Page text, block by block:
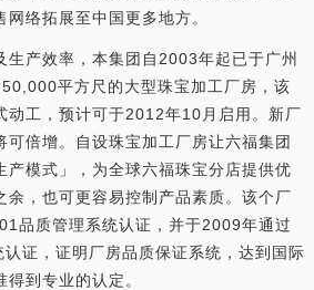
络拓展至中国更多地方。
生产效率，本集团自2003年起已于广州
平方尺的大型珠宝加工厂房，该
动工，预计可于2012年10月启用。新厂
可倍增。自设珠宝加工厂房让六福集团
产模式」，为全球六福珠宝分店提供优
余，也可更容易控制产品素质。该个厂
品质管理系统认证，并于2009年通过
证，证明厂房品质保证系统，达到国际
到专业的认定。